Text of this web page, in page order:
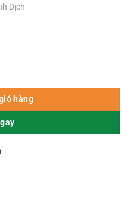
Dịch
hàng